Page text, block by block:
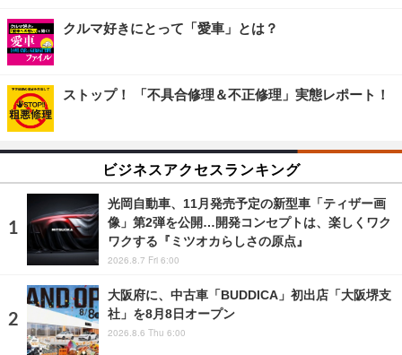
クルマ好きにとって「愛車」とは？
ストップ！ 「不具合修理＆不正修理」実態レポート！
ビジネスアクセスランキング
光岡自動車、11月発売予定の新型車「ティザー画
像」第2弾を公開…開発コンセプトは、楽しくワク
ワクする『ミツオカらしさの原点』
2026.8.7 Fri 6:00
大阪府に、中古車「BUDDICA」初出店「大阪堺支
社」を8月8日オープン
2026.8.6 Thu 6:00